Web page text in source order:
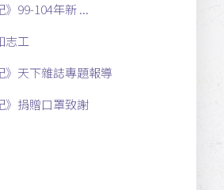
》99-104年新 ...
志工
》天下雜誌專題報導
》捐贈口罩致謝